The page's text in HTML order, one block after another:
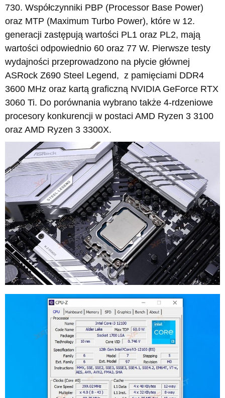
730. Współczynniki PBP (Processor Base Power)
oraz MTP (Maximum Turbo Power), które w 12.
generacji zastępują wartości PL1 oraz PL2, mają
wartości odpowiednio 60 oraz 77 W. Pierwsze testy
wydajności przeprowadzono na płycie głównej
ASRock Z690 Steel Legend, z pamięciami DDR4
3600 MHz oraz kartą graficzną NVIDIA GeForce RTX
3060 Ti. Do porównania wybrano także 4-rdzeniowe
procesory konkurencji w postaci AMD Ryzen 3 3100
oraz AMD Ryzen 3 3300X.